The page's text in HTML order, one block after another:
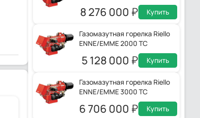
8 276 000 Купить
Газомазутная горелка Riello
ENNE/EMME 2000 TC
5 128 000 Купить
Газомазутная горелка Riello
ENNE/EMME 3000 TC
6 706 000 Купить